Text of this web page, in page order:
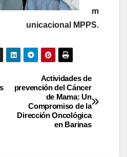
m
unicacional MPPS.
Actividades de
prevención del Cáncer
de Mama: Un
Compromiso de la
Dirección Oncológica
en Barinas